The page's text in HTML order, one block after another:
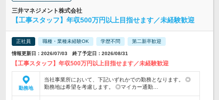
三井マネジメント株式会社
【工事スタッフ】年収500万円以上目指せます／未経験歓迎
正社員 職種・業種未経験OK 学歴不問 第二新卒歓迎
情報更新日：2026/07/03 終了予定日：2026/08/31
【工事スタッフ】年収500万円以上目指せます／未経験歓迎
勤務地
当社事業所において、下記いずれかでの勤務となります。 ◎
勤務地は希望を考慮します。 ◎マイカー通勤…